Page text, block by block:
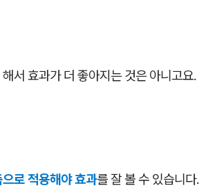
서 효과가 더 좋아지는 것은 아니고요.
로 적용해야 효과를 잘 볼 수 있습니다.